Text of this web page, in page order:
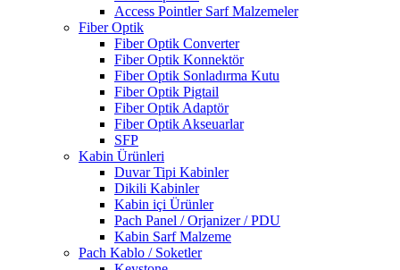
Access Pointler Sarf Malzemeler
Fiber Optik
Fiber Optik Converter
Fiber Optik Konnektör
Fiber Optik Sonladırma Kutu
Fiber Optik Pigtail
Fiber Optik Adaptör
Fiber Optik Akseuarlar
SFP
Kabin Ürünleri
Duvar Tipi Kabinler
Dikili Kabinler
Kabin içi Ürünler
Pach Panel / Orjanizer / PDU
Kabin Sarf Malzeme
Pach Kablo / Soketler